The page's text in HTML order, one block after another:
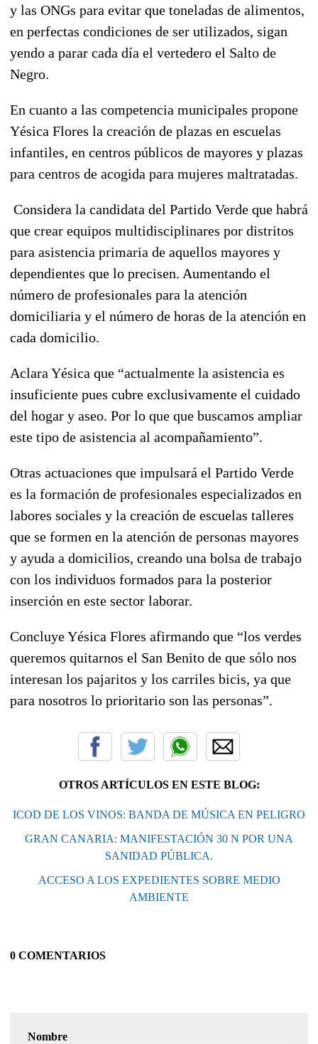
y las ONGs para evitar que toneladas de alimentos,
en perfectas condiciones de ser utilizados, sigan
yendo a parar cada día el vertedero el Salto de
Negro.
En cuanto a las competencia municipales propone
Yésica Flores la creación de plazas en escuelas
infantiles, en centros públicos de mayores y plazas
para centros de acogida para mujeres maltratadas.
Considera la candidata del Partido Verde que habrá
que crear equipos multidisciplinares por distritos
para asistencia primaria de aquellos mayores y
dependientes que lo precisen. Aumentando el
número de profesionales para la atención
domiciliaria y el número de horas de la atención en
cada domicilio.
Aclara Yésica que “actualmente la asistencia es
insuficiente pues cubre exclusivamente el cuidado
del hogar y aseo. Por lo que que buscamos ampliar
este tipo de asistencia al acompañamiento”.
Otras actuaciones que impulsará el Partido Verde
es la formación de profesionales especializados en
labores sociales y la creación de escuelas talleres
que se formen en la atención de personas mayores
y ayuda a domicilios, creando una bolsa de trabajo
con los individuos formados para la posterior
inserción en este sector laborar.
Concluye Yésica Flores afirmando que “los verdes
queremos quitarnos el San Benito de que sólo nos
interesan los pajaritos y los carriles bicis, ya que
para nosotros lo prioritario son las personas”.
OTROS ARTÍCULOS EN ESTE BLOG:
ICOD DE LOS VINOS: BANDA DE MÚSICA EN PELIGRO
GRAN CANARIA: MANIFESTACIÓN 30 N POR UNA
SANIDAD PÚBLICA.
ACCESO A LOS EXPEDIENTES SOBRE MEDIO
AMBIENTE
0 COMENTARIOS
Nombre